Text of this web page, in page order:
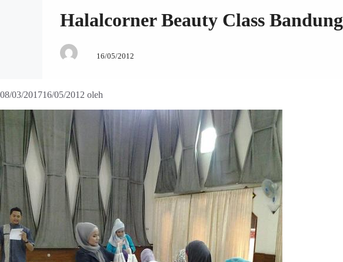
Halalcorner Beauty Class Bandung
16/05/2012
08/03/201716/05/2012 oleh